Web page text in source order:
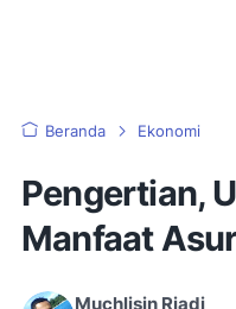
Beranda Ekonomi
Pengertian,
Manfaat
Muchlisin Riadi